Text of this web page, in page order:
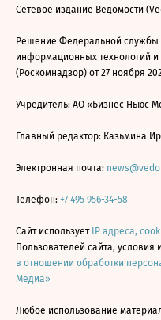
Сетевое издание Ведомости
Решение Федеральной службы
информационных технологий
(Роскомнадзор) от 27 ноября
Учредитель: АО «Бизнес Ньюс
Главный редактор: Казьмина
Электронная почта:
Телефон: +7 495 956-34-58
Сайт использует IP адреса,
Пользователей сайта, условия
в отношении обработки
Медиа»
Любое использование